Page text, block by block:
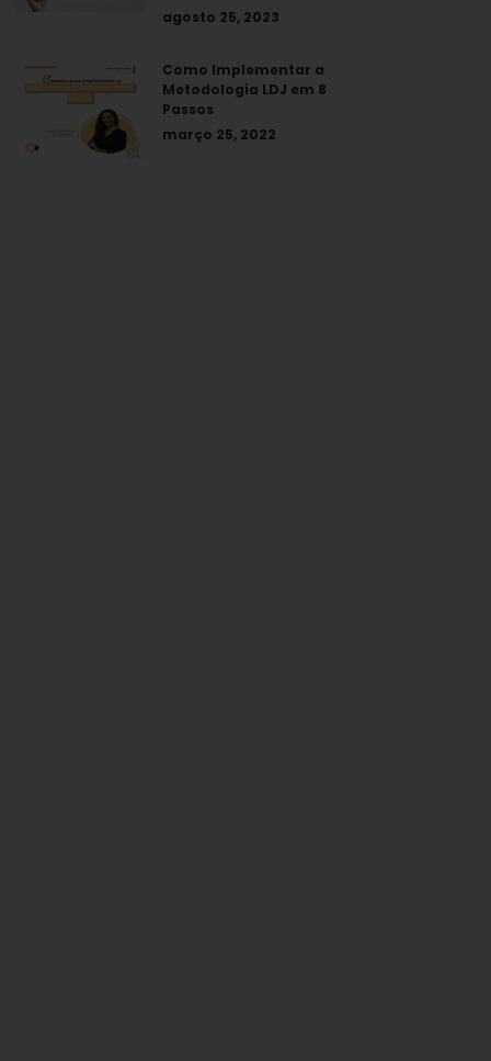
agosto 25, 2023
Como Implementar a
Metodologia LDJ em 8
Passos
março 25, 2022